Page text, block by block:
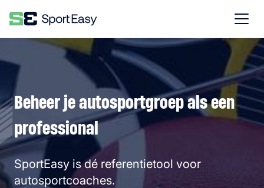
Beheer je autosportgroep als een
professional
SportEasy is dé referentietool voor
autosportcoaches.